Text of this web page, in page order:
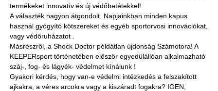
termékeket innovatív és új védőbetétekkel!
A választék nagyon átgondolt. Napjainkban minden kapus
használ gyógyító kötszereket és egyéb sportorvosi innovációkat,
vagy védőruházatot .
Másrészről, a Shock Doctor példátlan újdonság Számotora! A
KEEPERsport történetében először egyedülállóan alkalmazható
száj-, fog- és lágyék- védelmet kínálunk !
Gyakori kérdés, hogy van-e védelmi intézkedés a felszakított
ajkakra, a véres arcokra vagy a kiszáradt fogakra? IGEN,